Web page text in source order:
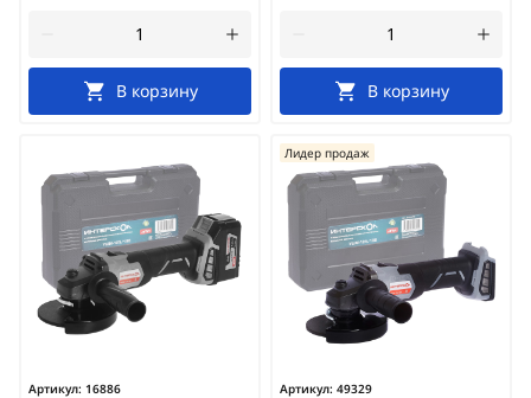
В корзину В корзину
Артикул: 16886
Артикул: 49329
Лидер продаж